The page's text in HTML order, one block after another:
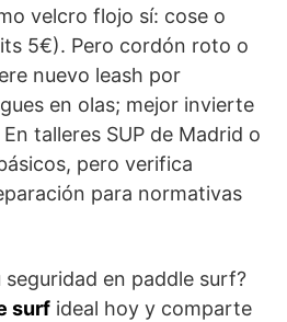
velcro flojo sí: cose o
5€). Pero cordón roto o
nuevo leash por
en olas; mejor invierte
talleres SUP de Madrid o
pero verifica
para normativas
en paddle surf?
surf ideal hoy y comparte